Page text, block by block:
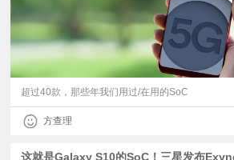
快
超过40款，那些年我们用过/在用的SoC
方查理